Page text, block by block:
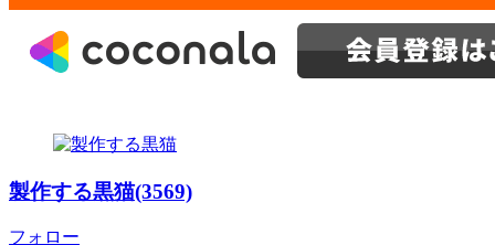
製作する黒猫(3569)
フォロー